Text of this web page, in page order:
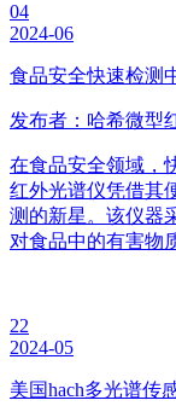
04
2024-06
食品安全快速检测
发布者：哈希微型
在食品安全领域，
红外光谱仪凭借其
测的新星。该仪器
对食品中的有害物
22
2024-05
美国hach多光谱传